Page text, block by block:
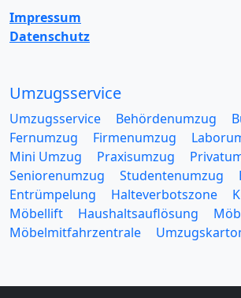
Impressum
Datenschutz
Umzugsservice
Umzugsservice Behördenumzug
Fernumzug
Firmenumzug
Mini Umzug
Praxisumzug
Seniorenumzug
Studentenumzug
Entrümpelung
Halteverbotszone
Möbellift
Haushaltsauflösung
Möbelmitfahrzentrale